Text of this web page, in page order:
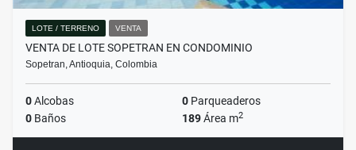
LOTE / TERRENO VENTA
VENTA DE LOTE SOPETRAN EN CONDOMINIO
Sopetran, Antioquia, Colombia
0Alcobas 0 Parqueaderos
0 Baños 189Área m2